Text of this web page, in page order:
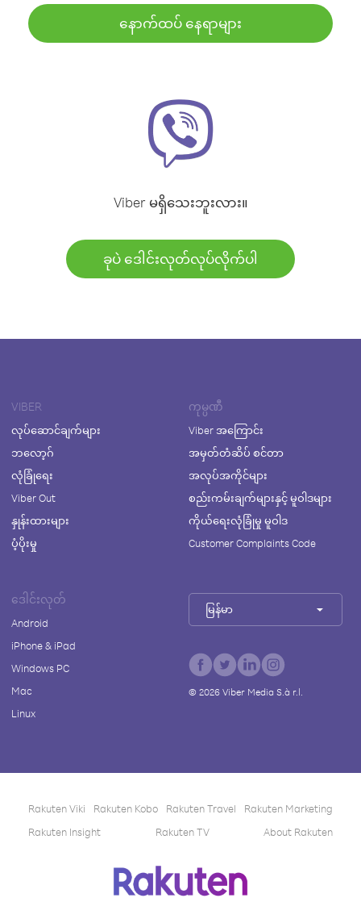
နောက်ထပ် နေရာများ
Viber မရှိသေးဘူးလား။
ခုပဲ ဒေါင်းလုတ်လုပ်လိုက်ပါ
VIBER
လုပ်ဆောင်ချက်များ
ဘလော့ဂ်
လုံခြုံရေး
Viber Out
နှုန်းထားများ
ပံ့ပိုးမှု
ကုမ္ပဏီ
Viber အကြောင်း
အမှတ်တံဆိပ် စင်တာ
အလုပ်အကိုင်များ
စည်းကမ်းချက်များနှင့် မူဝါဒများ
ကိုယ်ရေးလုံခြုံမှု မူဝါဒ
Customer Complaints Code
ဒေါင်းလုတ်
Android
iPhone & iPad
Windows PC
Mac
Linux
မြန်မာ
© 2026Viber Media S.à r.l.
Rakuten Viki Rakuten Kobo Rakuten Travel
Rakuten Marketing
Rakuten Insight
Rakuten TV About Rakuten